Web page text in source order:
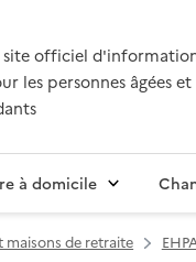
site officiel
les personnes âgées et
à domicile
maisons de retraite